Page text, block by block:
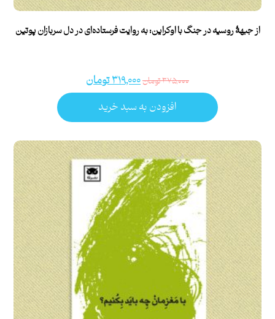
از جبهۀ روسیه در جنگ با اوکراین: به روایت فرستاده‌ای در دل سربازان پوتین
۳۷۵,۰۰۰تومان۳۱۹,۰۰۰تومان
افزودن به سبد خرید